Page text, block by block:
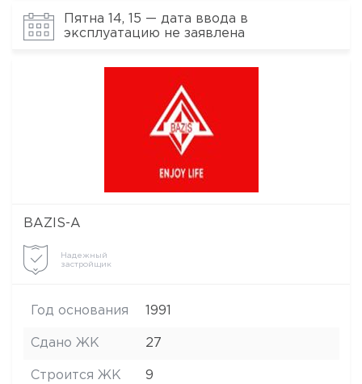
Пятна 14, 15 — дата ввода в
эксплуатацию не заявлена
BAZIS-А
Надежный
застройщик
Год основания 1991
Сдано ЖК 27
Строится ЖК 9